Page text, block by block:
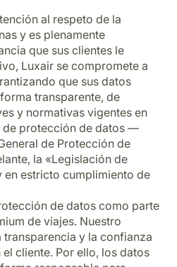
al respeto de la
y es plenamente
que sus clientes le
Luxair se compromete a
que sus datos
transparente, de
y normativas vigentes en
de protección de datos —
de Protección de
la «Legislación de
en estricto cumplimiento de
de datos como parte
de viajes. Nuestro
y la confianza
cliente. Por ello, los datos